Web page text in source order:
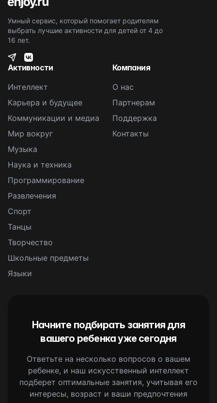
Умный сервис, который помогает родителям
выбрать лучшие активности для детей от 4 до
16 лет.
Активности
Интеллект
Карьера и будущее
Коммуникации и медиа
Мир вокруг
Музыка
Наука и техника
Программирование
Развлечения
Спорт
Танцы
Творчество
Школьные предметы
Языки
Компания
О нас
Партнерам
Поддержка
Контакты
Начните подбирать занятия для
вашего ребенка уже сегодня
Ответьте на несколько вопросов о вашем
ребенке, и наш искусственный интеллект
подберет оптимальные занятия, учитывая его
интересы, возраст и ваши предпочтения